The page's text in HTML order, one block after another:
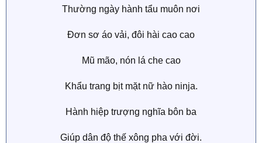
Thường ngày hành tẩu muôn nơi
Đơn sơ áo vải, đôi hài cao cao
Mũ mão, nón lá che cao
Khẩu trang bịt mặt nữ hào ninja.
Hành hiệp trượng nghĩa bôn ba
Giúp dân độ thế xông pha với đời.